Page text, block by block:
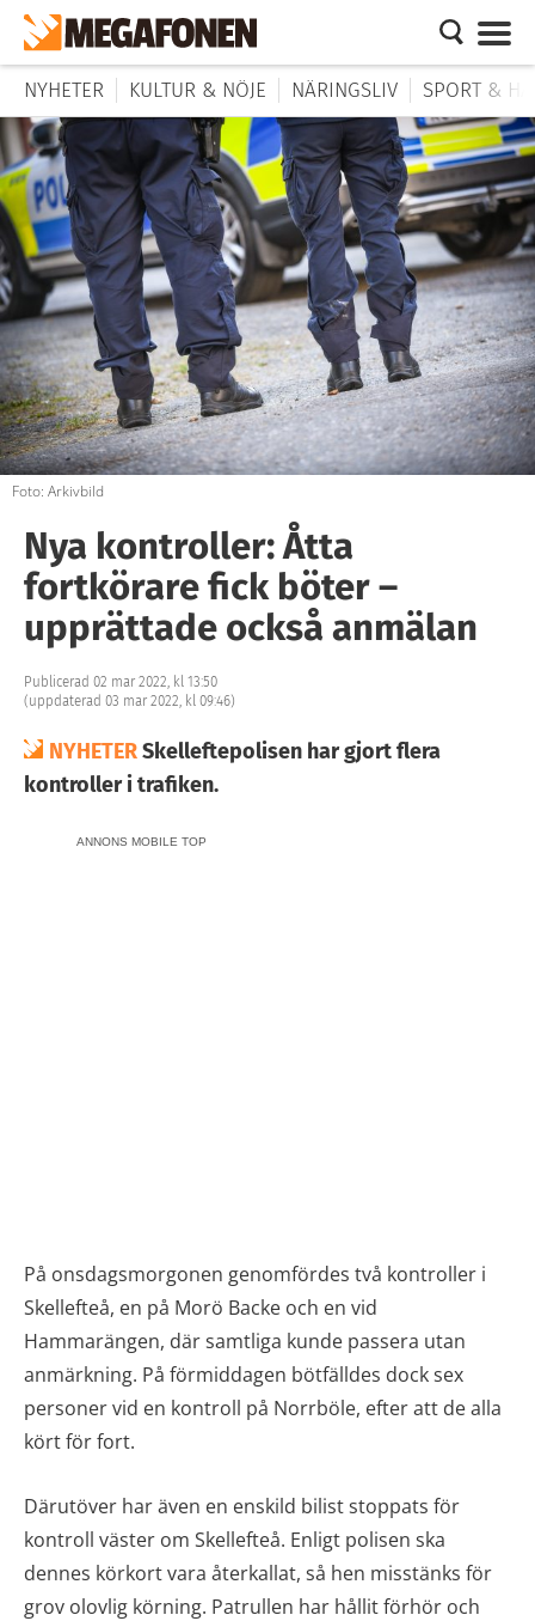
NYHETER KULTUR & NÖJE NÄRINGSLIV SPORT &
Foto: Arkivbild
Nya kontroller: Åtta
fortkörare fick böter –
upprättade också anmälan
Publicerad 02 mar 2022, kl 13:50
(uppdaterad 03 mar 2022, kl 09:46)
NYHETERSkelleftepolisen har gjort flera
kontroller i trafiken.
ANNONS MOBILE TOP
På onsdagsmorgonen genomfördes två kontroller i
Skellefteå, en på Morö Backe och en vid
Hammarängen, där samtliga kunde passera utan
anmärkning. På förmiddagen bötfälldes dock sex
personer vid en kontroll på Norrböle, efter att de alla
kört för fort.
Därutöver har även en enskild bilist stoppats för
kontroll väster om Skellefteå. Enligt polisen ska
dennes körkort vara återkallat, så hen misstänks för
grov olovlig körning. Patrullen har hållit förhör och